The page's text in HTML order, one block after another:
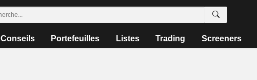
Conseils Portefeuilles Listes Trading Screeners